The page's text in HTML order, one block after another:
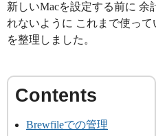
新しいMacを設定する前に 余
れないように これまで使って
を整理しました。
Brewfileでの管理